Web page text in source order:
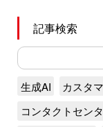
記事検索
生成AI
カスタ
コンタクトセン